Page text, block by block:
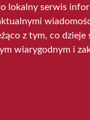
lokalny serwis
z tym, co dzieje
wiarygodnym i